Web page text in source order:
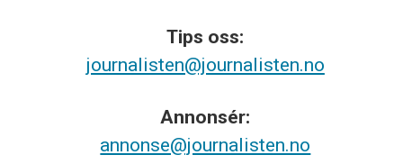
Tips oss:
journalisten@journalisten.no
Annonsér:
annonse@journalisten.no